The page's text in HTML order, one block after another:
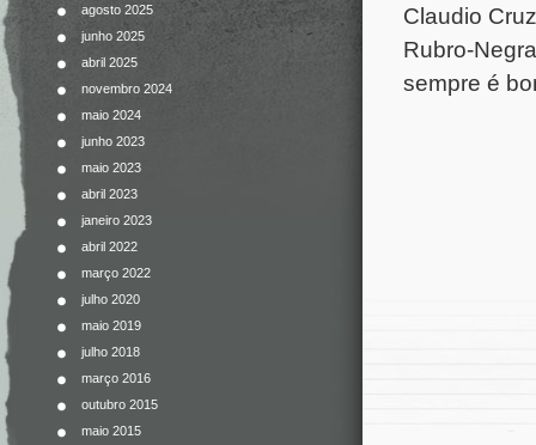
agosto 2025
junho 2025
abril 2025
novembro 2024
maio 2024
junho 2023
maio 2023
abril 2023
janeiro 2023
abril 2022
março 2022
julho 2020
maio 2019
julho 2018
março 2016
outubro 2015
maio 2015
Claudio
Rubro-
sempre é